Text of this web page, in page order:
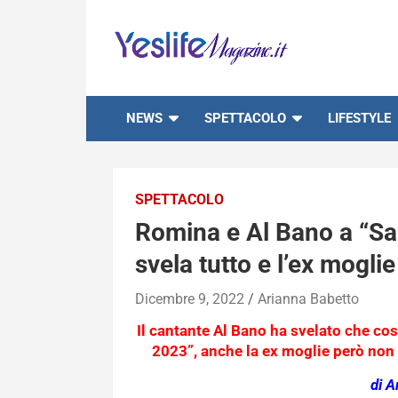
content
NEWS SPETTACOLO LIFESTYLE
SPETTACOLO
Romina e Al Bano a
svela tutto e l’ex
Dicembre 9, 2022 Arianna Babetto
Il cantante Al Bano ha svelato che
2023”, anche la ex moglie però
di